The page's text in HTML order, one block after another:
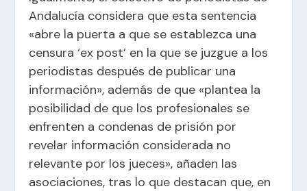
Andalucía considera que esta sentencia
«abre la puerta a que se establezca una
censura ‘ex post’ en la que se juzgue a los
periodistas después de publicar una
información», además de que «plantea la
posibilidad de que los profesionales se
enfrenten a condenas de prisión por
revelar información considerada no
relevante por los jueces», añaden las
asociaciones, tras lo que destacan que, en